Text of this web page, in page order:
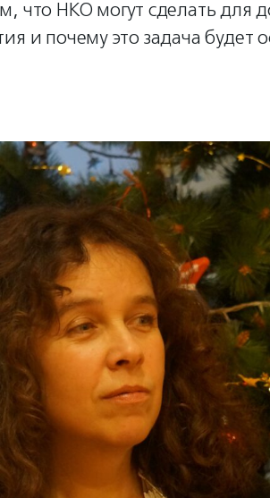
что НКО могут сделать для
и почему это задача будет